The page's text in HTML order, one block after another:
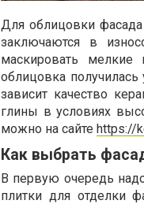
Для облицовки
заключаются в
маскировать мелкие
облицовка получилась
зависит качество
глины в условиях
можно на сайте https://
Как выбрать
В первую очередь
плитки для отделки